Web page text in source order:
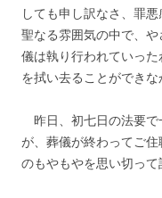
しても申し訳なさ、罪
聖なる雰囲気の中で、
儀は執り行われていっ
を拭い去ることができな
昨日、初七日の法要で
が、葬儀が終わってご
のもやもやを思い切って